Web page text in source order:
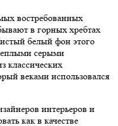
востребованных
в горных хребтах
белый фон этого
серыми
классических
веками использовался
интерьеров и
как в качестве